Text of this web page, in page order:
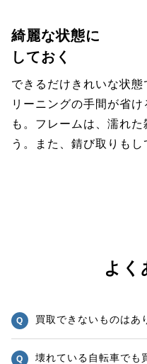
綺麗な状態に
しておく
できるだけきれいな状
リーニングの手間が省
も。フレームは、濡れ
う。また、錆び取りもし
よく
買取できないものはあ
壊れている自転車でも